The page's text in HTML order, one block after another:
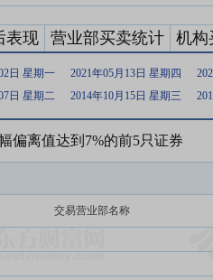
表现 营业部买卖统计 机构
日 星期一 2021年05月13日 星期四
日 星期二 2014年10月15日 星期三
偏离值达到7%的前5只证券
交易营业部名称